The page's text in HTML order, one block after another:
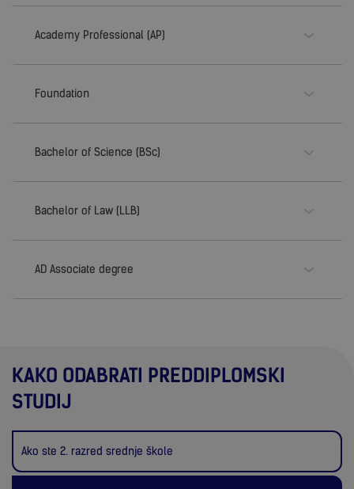
Academy Professional (AP)
Foundation
Bachelor of Science (BSc)
Bachelor of Law (LLB)
AD Associate degree
KAKO ODABRATI PREDDIPLOMSKI
STUDIJ
Ako ste 2. razred srednje škole